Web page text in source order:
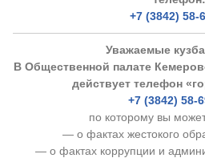
+7 (3842) 58-
Уважаемые
В Общественной палате
действует телефон
+7 (3842) 58-
по которому вы
— о фактах жестокого
— о фактах коррупции и